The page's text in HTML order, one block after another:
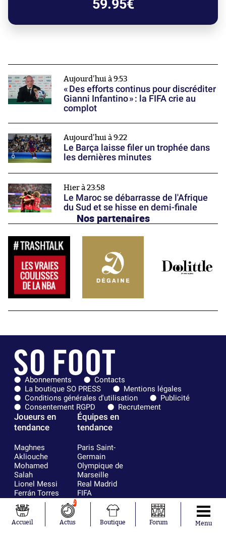
59.95€
Aujourd'hui à 9:53
« Des efforts continus pour discréditer
Gianni Infantino » : la FIFA crie au
complot
Aujourd'hui à 9:22
Le Barça laisse filer un trophée dans
les dernières minutes
Hier à 23:58
Le Maroc se débarrasse de l'Afrique
du Sud et se hisse en demi-finale
Nos partenaires
Abonnements
Contacts
La boutique SO PRESS
Mentions légales
Conditions générales d'utilisation
Publicité
Consentement RGPD
Recrutement
Joueurs en
tendance
Maghnes
Akliouche
Mohamed
Salah
Lionel Messi
Ferrán Torres
Kilian Corredor
Franco
Mastantuono
Orel Mangala
Équipes en
tendance
Paris Saint-
Germain
Olympique de
Marseille
Real Madrid
FIFA
Olympique
AS Monaco
FC Barcelone
Accueil
2
Actus Boutique Forum Menu